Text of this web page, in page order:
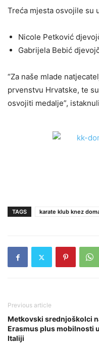
Treća mjesta osvojile su
Nicole Petković
Gabrijela Bebić
“Za naše mlade
prvenstvu Hrvatske, te
osvojiti medalje”,
TAGS karate klub knez
Previous article
Metkovski srednjoškolci
Erasmus plus mobilnosti u
Italiji